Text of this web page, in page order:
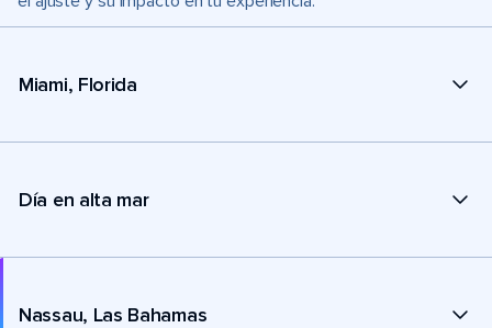
Miami, Florida
Día en alta mar
Nassau, Las Bahamas